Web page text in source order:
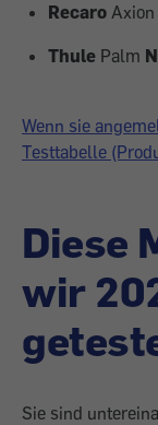
Recaro Axion
Thule Palm
Wenn sie
Testtabelle
Diese
wir
Sie sind